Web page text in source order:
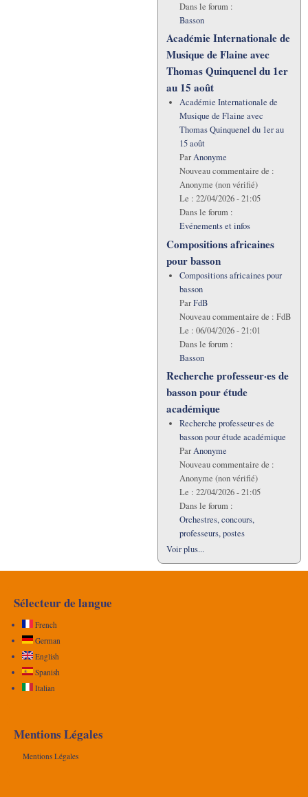
Dans le forum :
Basson
Académie Internationale de
Musique de Flaine avec
Thomas Quinquenel du 1er
au 15 août
Académie Internationale de
Musique de Flaine avec
Thomas Quinquenel du 1er au
15 août
ParAnonyme
Nouveau commentaire de :
Anonyme (non vérifié)
Le : 22/04/2026 - 21:05
Dans le forum :
Evénements et infos
Compositions africaines
pour basson
Compositions africaines pour
basson
ParFdB
Nouveau commentaire de : FdB
Le : 06/04/2026 - 21:01
Dans le forum :
Basson
Recherche professeur·es de
basson pour étude
académique
Recherche professeur·es de
basson pour étude académique
ParAnonyme
Nouveau commentaire de :
Anonyme (non vérifié)
Le : 22/04/2026 - 21:05
Dans le forum :
Orchestres, concours,
professeurs, postes
Voir plus...
Sélecteur de langue
French
German
English
Spanish
Italian
Mentions Légales
Mentions Légales